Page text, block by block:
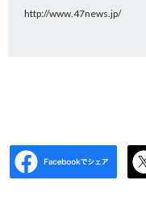
http://www.47news.jp/